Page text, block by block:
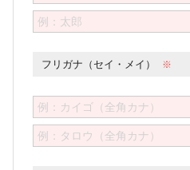
フリガナ（セイ・メイ）